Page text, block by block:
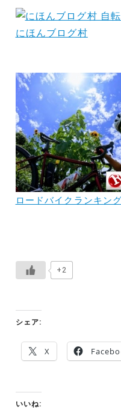
にほんブログ村
ロードバイクランキング
+2
シェア:
X
いいね: